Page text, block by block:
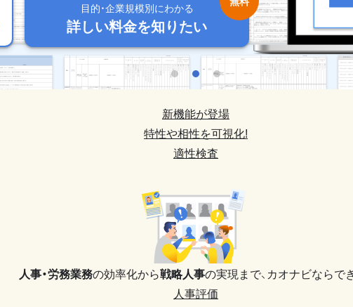
目的・企業規模別にわかる
詳しい料金を知りたい
目的・企業規模別にわかる
詳しい料金を知りたい
目的・企業規模別にわかる
詳しい料金を知りたい
目的・企業規模別にわかる
詳しい料金を知りたい
目的・企業規模別にわかる
詳しい料金を知りたい
新機能が登場
特性や相性を可視化!
適性検査
人事・労務業務の効率化から戦略人事の実現まで、 カオナビならで
人事評価